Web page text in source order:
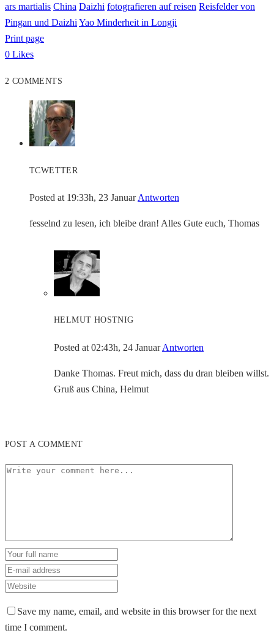
ars martialis China Daizhi fotografieren auf reisen Reisfelder von
Pingan und Daizhi Yao Minderheit in Longji
Print page
0 Likes
2 COMMENTS
TCWETTER
Posted at 19:33h, 23 Januar Antworten
fesselnd zu lesen, ich bleibe dran! Alles Gute euch, Thomas
HELMUT HOSTNIG
Posted at 02:43h, 24 Januar Antworten
Danke Thomas. Freut mich, dass du dran bleiben willst.
Gruß aus China, Helmut
POST A COMMENT
Save my name, email, and website in this browser for the next
time I comment.